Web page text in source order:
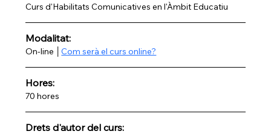
Curs d'Habilitats Comunicatives en l'Àmbit Educatiu
Modalitat:
On-line │Com serà el curs online?
Hores:
70 hores
Drets d'autor del curs: